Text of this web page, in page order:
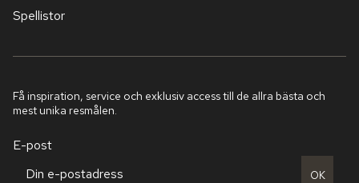
Spellistor
Få inspiration, service och exklusiv access till de allra bästa och
mest unika resmålen.
E-post
OK